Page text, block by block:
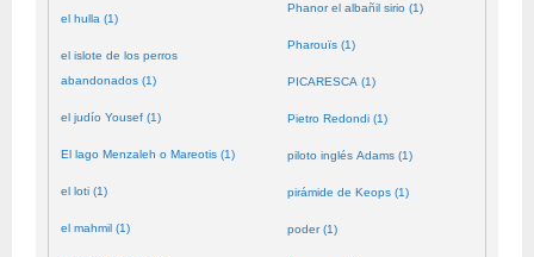
el hulla (1)
el islote de los perros
abandonados (1)
el judío Yousef (1)
El lago Menzaleh o Mareotis (1)
el loti (1)
el mahmil (1)
Phanor el albañil sirio (1)
Pharouïs (1)
PICARESCA (1)
Pietro Redondi (1)
piloto inglés Adams (1)
pirámide de Keops (1)
poder (1)